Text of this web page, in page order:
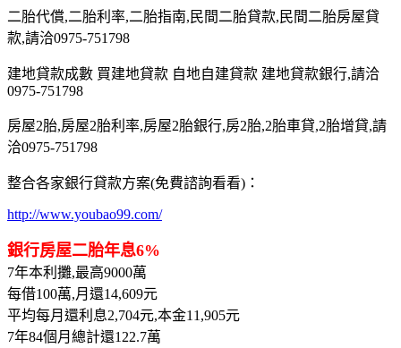
二胎代償,二胎利率,二胎指南,民間二胎貸款,民間二胎房屋貸
款,請洽0975-751798
建地貸款成數 買建地貸款 自地自建貸款 建地貸款銀行,請洽
0975-751798
房屋2胎,房屋2胎利率,房屋2胎銀行,房2胎,2胎車貸,2胎增貸,請
洽0975-751798
整合各家銀行貸款方案(免費諮詢看看)：
http://www.youbao99.com/
銀行房屋二胎年息6%
7年本利攤,最高9000萬
每借100萬,月還14,609元
平均每月還利息2,704元,本金11,905元
7年84個月總計還122.7萬